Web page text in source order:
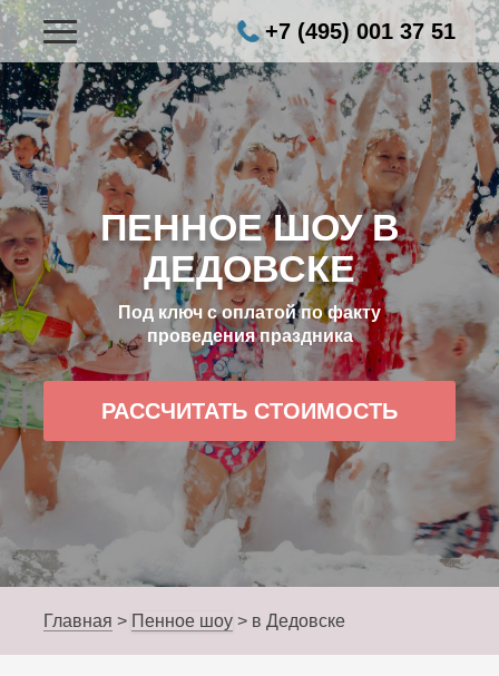
+7 (495) 001 37 51
ПЕННОЕ ШОУ В
ДЕДОВСКЕ
Под ключ с оплатой по факту
проведения праздника
РАССЧИТАТЬ СТОИМОСТЬ
Главная > Пенное шоу > в Дедовске